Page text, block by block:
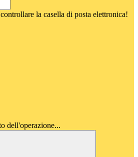
la casella di posta elettronica!
dell'operazione...